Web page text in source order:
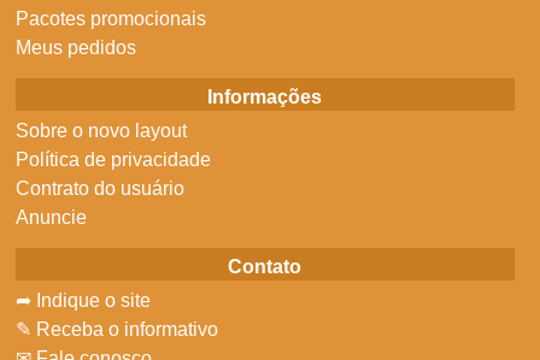
Pacotes promocionais
Meus pedidos
Informações
Sobre o novo layout
Política de privacidade
Contrato do usuário
Anuncie
Contato
➦ Indique o site
✎ Receba o informativo